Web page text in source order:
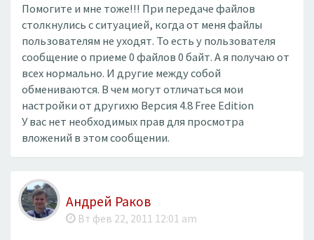
Помогите и мне тоже!!! При передаче файлов
столкнулись с ситуацией, когда от меня файлы
пользователям не уходят. То есть у пользователя
сообщение о приеме 0 файлов 0 байт. А я получаю от
всех нормально. И другие между собой
обмениваются. В чем могут отличаться мои
настройки от другихю Версия 4.8 Free Edition
У вас нет необходимых прав для просмотра
вложений в этом сообщении.
Андрей Раков
Вт фев 22, 2011 12:01 am